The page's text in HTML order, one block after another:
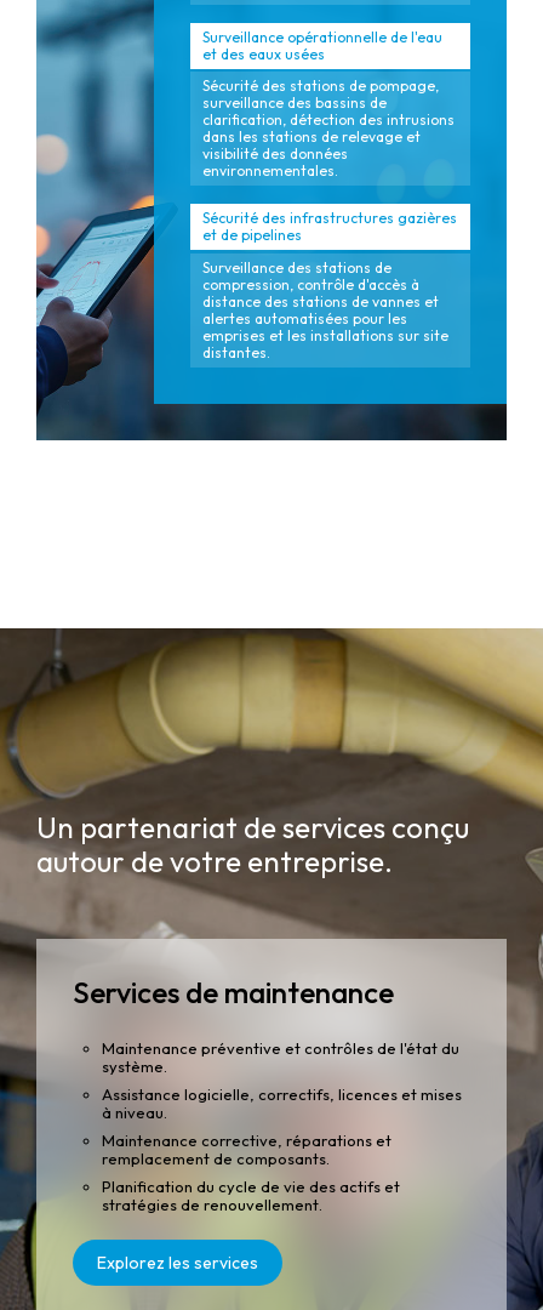
Surveillance opérationnelle de l'eau
et des eaux usées
Sécurité des stations de pompage,
surveillance des bassins de
clarification, détection des intrusions
dans les stations de relevage et
visibilité des données
environnementales.
Sécurité des infrastructures gazières
et de pipelines
Surveillance des stations de
compression, contrôle d'accès à
distance des stations de vannes et
alertes automatisées pour les
emprises et les installations sur site
distantes.
Un partenariat de services conçu
autour de votre entreprise.
Services de maintenance
Maintenance préventive et contrôles de l'état du
système.
Assistance logicielle, correctifs, licences et mises
à niveau.
Maintenance corrective, réparations et
remplacement de composants.
Planification du cycle de vie des actifs et
stratégies de renouvellement.
Explorez les services